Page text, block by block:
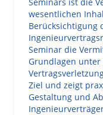
wesentlichen
Berücksichtigung
Seminar die
Grundlagen unter
Ziel und zeigt
Gestaltung und